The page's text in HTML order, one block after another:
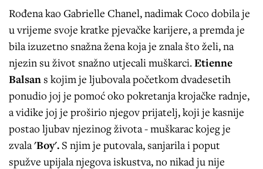
Rođena kao Gabrielle Chanel, nadimak Coco dobila je
u vrijeme svoje kratke pjevačke karijere, a premda je
bila izuzetno snažna žena koja je znala što želi, na
njezin su život snažno utjecali muškarci.Etienne
Balsan s kojim je ljubovala početkom dvadesetih
ponudio joj je pomoć oko pokretanja krojačke radnje,
a vidike joj je proširio njegov prijatelj, koji je kasnije
postao ljubav njezinog života - muškarac kojeg je
zvala'Boy'. S njim je putovala, sanjarila i poput
spužve upijala njegova iskustva, no nikad ju nije